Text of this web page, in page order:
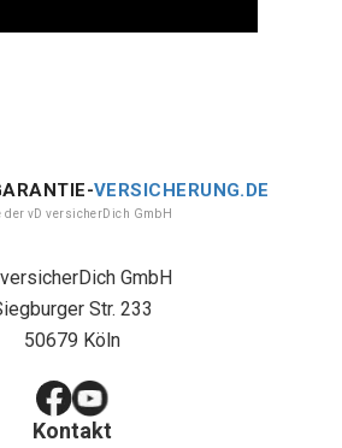
VERSICHERUNG.DE
der vD versicherDich GmbH
GmbH
Str. 233
50679 Köln
Kontakt